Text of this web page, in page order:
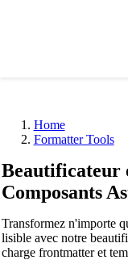
Home
Formatter Tools
Beautificateur
Composants
Transformez n'importe
lisible avec notre
charge frontmatter et